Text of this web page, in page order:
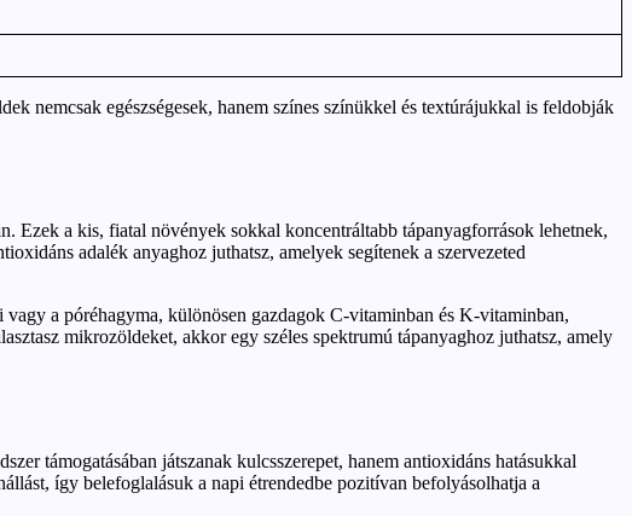
nemcsak egészségesek, hanem színes színükkel és textúrájukkal is feldobják
Ezek a kis, fiatal növények sokkal koncentráltabb tápanyagforrások lehetnek,
adalék anyaghoz juthatsz, amelyek segítenek a szervezeted
a póréhagyma, különösen gazdagok C-vitaminban és K-vitaminban,
mikrozöldeket, akkor egy széles spektrumú tápanyaghoz juthatsz, amely
támogatásában játszanak kulcsszerepet, hanem antioxidáns hatásukkal
így belefoglalásuk a napi étrendedbe pozitívan befolyásolhatja a